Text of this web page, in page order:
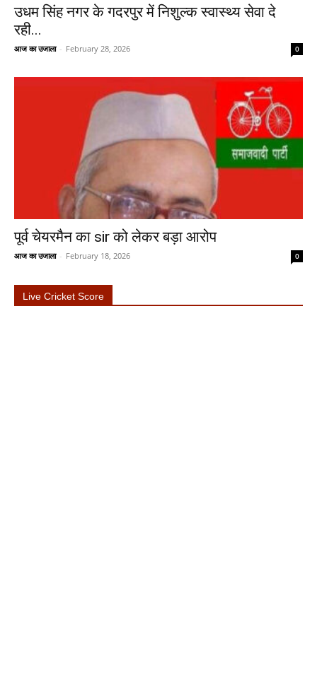
उधम सिंह नगर के गदरपुर में निशुल्क स्वास्थ्य सेवा दे
रही...
आज का उजाला - February 28, 2026 0
पूर्व चेयरमैन का sir को लेकर बड़ा आरोप
आज का उजाला - February 18, 2026 0
Live Cricket Score